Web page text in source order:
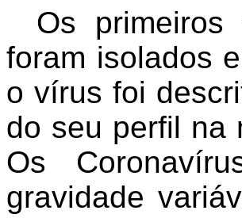
Os
foram isolados
o vírus foi
do seu perfil na
Os
gravidade